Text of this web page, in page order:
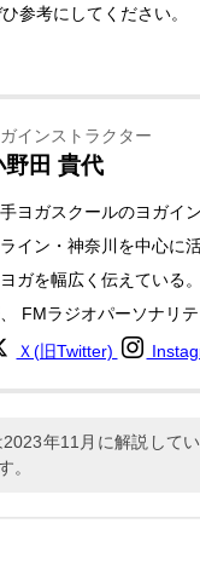
参考にしてください。
インストラクター
野田 貴代
ヨガスクールのヨガイ
イン・神奈川を中心に
ガを幅広く伝えている
FMラジオパーソナリテ
Ｘ(旧Twitter)
2023年11月に解説して
。